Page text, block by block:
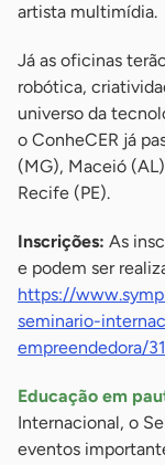
artista multimídia.
Já as oficinas
robótica,
universo da
o ConheCER já
(MG), Maceió
Recife (PE).
Inscrições: As
e podem ser
https://
seminario-
empreendedora/
Educação em
Internacional, o
eventos